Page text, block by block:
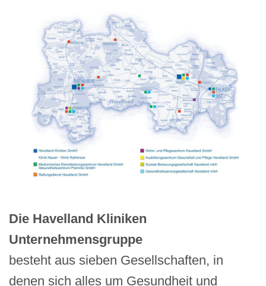
Die Havelland Kliniken
Unternehmensgruppe
besteht aus sieben Gesellschaften, in
denen sich alles um Gesundheit und